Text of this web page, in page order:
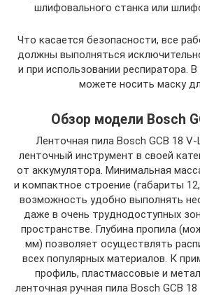
шлифовального станка или
Что касается безопасности, все
должны выполняться
и при использовании респиратора.
можете носить маску
Обзор модели Bosch
Ленточная пила Bosch GCB 18
ленточный инструмент в своей
от аккумулятора. Минимальная
и компактное строение (габариты
возможность удобно выполнять
даже в очень труднодоступных
пространстве. Глубина пропила
мм) позволяет осуществлять
всех популярных материалов. К
профиль, пластмассовые и
ленточная ручная пила Bosch GCB